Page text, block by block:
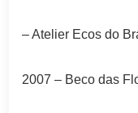
– Atelier Ecos do
2007 – Beco das